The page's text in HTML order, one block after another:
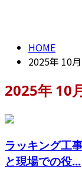
HOME
2025年 10月
2025年 10
ラッキング工
と現場での役...